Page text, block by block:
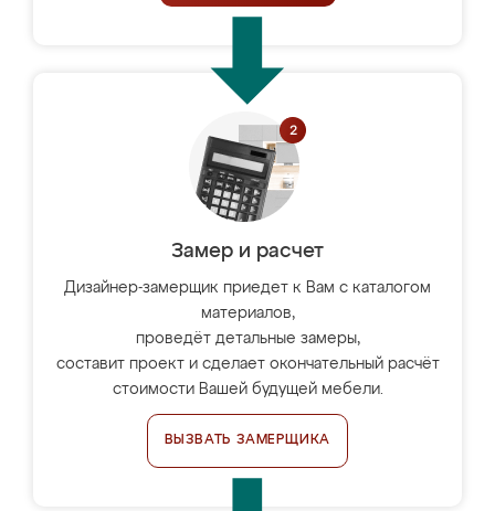
Замер и расчет
Дизайнер-замерщик приедет к Вам с каталогом
материалов,
проведёт детальные замеры,
составит проект и сделает окончательный расчёт
стоимости Вашей будущей мебели.
ВЫЗВАТЬ ЗАМЕРЩИКА